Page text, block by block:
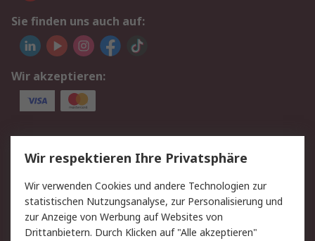
Sie finden uns auch auf:
Wir akzeptieren:
Service
Value Added Services
Lieferlösungen
Rücksendungen
Kontakt
Hilfe
Privatkunden
Wir respektieren Ihre Privatsphäre
Wir verwenden Cookies und andere Technologien zur
statistischen Nutzungsanalyse, zur Personalisierung und
zur Anzeige von Werbung auf Websites von
Drittanbietern. Durch Klicken auf "Alle akzeptieren"